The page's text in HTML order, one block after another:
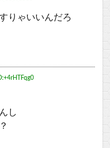
りゃいいんだろ
し